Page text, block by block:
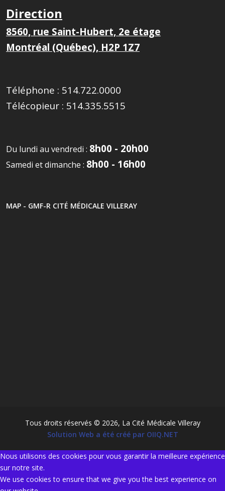
Direction
8560, rue Saint-Hubert, 2e étage
Montréal (Québec), H2P 1Z7
Téléphone : 514.722.0000
Télécopieur : 514.335.5515
Du lundi au vendredi : 8h00 - 20h00
Samedi et dimanche : 8h00 - 16h00
MAP - GMF-R CITÉ MÉDICALE VILLERAY
Tous droits réservés © 2026, La Cité Médicale Villeray
Solution Web a été créé par OIIQ.NET
Nous utilisons des cookies pour vous garantir la meilleure expérience
sur notre site.
We use cookies to ensure that we give you the best experience on